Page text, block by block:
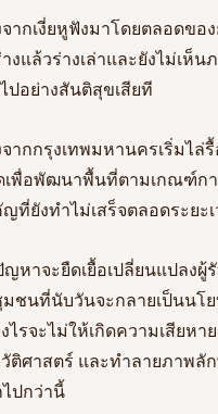
ากเงี่ยหูฟังมาโดยตลอดข
งแล้วร่างเล่าและยังไม่เ
ปอย่างสันติสุขเสียที
ากกรุงเทพมหานครเริ่มไล่
พื่อพัฒนาพื้นที่ตามเกณฑ์กา
ที่ยังทำไม่เสร็จตลอดระยะ
หาจะยืดเยื้อเปลี่ยนแปลง
ชนที่นับวันจะกลายเป็นนโ
ไรจะไม่ให้เกิดความเสียห
ติศาสตร์ และทำลายภาพลั
ปกว่านี้